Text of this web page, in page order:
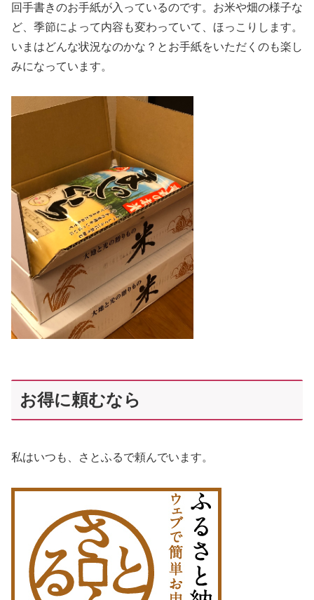
回手書きのお手紙が入っているのです。お米や畑の様子な
ど、季節によって内容も変わっていて、ほっこりします。
いまはどんな状況なのかな？とお手紙をいただくのも楽し
みになっています。
お得に頼むなら
私はいつも、さとふるで頼んでいます。